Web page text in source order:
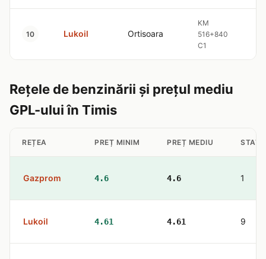
10 Lukoil Ortisoara
KM
516+840
C1
Rețele de benzinării și prețul mediu
GPL-ului în Timis
REȚEA PREȚ MINIM PREȚ MEDIU
Gazprom 4.6 4.6 1
Lukoil 4.61 4.61 9